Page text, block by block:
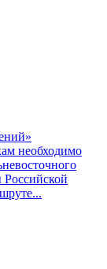
необходимо
Российской